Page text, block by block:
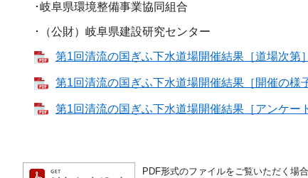
･岐阜県環境整備事業協同組合
･（公財）岐阜県建設研究センター
第1回清流の国ぎふ下水道場開催結果［道場次第
第1回清流の国ぎふ下水道場開催結果［開催の様
第1回清流の国ぎふ下水道場開催結果［アンケー
PDF形式のファイルをご覧いただく場